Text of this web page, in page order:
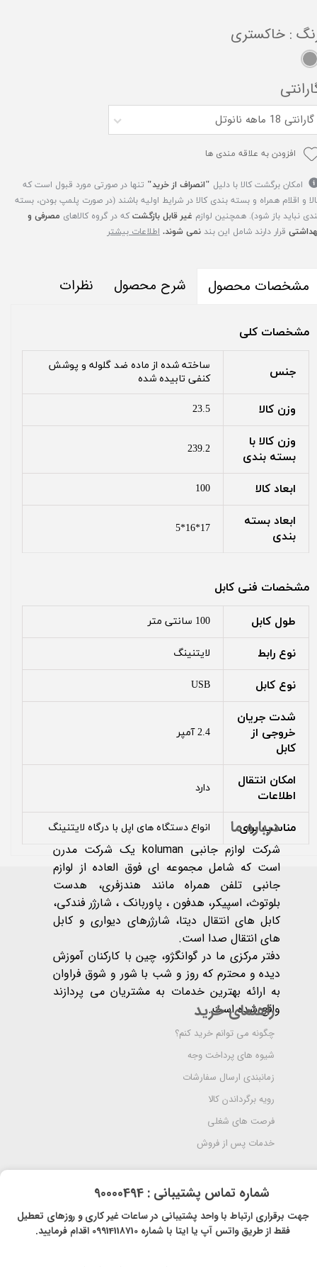
: خاکستری
گارانتی 18 ماهه نانوتل
افزودن به علاقه مندی ها
امکان برگشت کالا با دلیل "انصراف از خرید" تنها در صورتی مورد قبول است که
و اقلام همراه و بسته بندی کالا در شرایط اولیه باشند (در صورت پلمپ بودن، بسته
نباید باز شود). همچنین لوازم غیر قابل بازگشت که در گروه کالاهای مصرفی و
قرار دارند شامل این بند نمی شوند. اطلاعات بیشتر
مشخصات محصول شرح محصول نظرات
مشخصات کلی
جنس
ساخته شده از ماده ضد گلوله و پوشش
کنفی تابیده شده
وزن کالا 23.5
وزن کالا با
بسته بندی
239.2
ابعاد کالا 100
ابعاد بسته
بندی
17*16*5
مشخصات فنی کابل
طول کابل 100 سانتی متر
نوع رابط لایتنینگ
نوع کابل USB
شدت جریان
خروجی از
کابل
2.4 آمپر
امکان انتقال
اطلاعات
دارد
مناسب برای انواع دستگاه های اپل با درگاه لایتنینگ درباره ما
شرکت لوازم جانبی koluman یک شرکت مدرن
است که شامل مجموعه ای فوق العاده از لوازم
جانبی تلفن همراه مانند هندزفری، هدست
بلوتوث، اسپیکر، هدفون ، پاوربانک ، شارژر فندکی،
کابل های انتقال دیتا، شارژرهای دیواری و کابل
های انتقال صدا است.
دفتر مرکزی ما در گوانگژو، چین با کارکنان آموزش
دیده و محترم که روز و شب با شور و شوق فراوان
به ارائه بهترین خدمات به مشتریان می پردازند
واقع شده است​​​​​​​.
راهنمای خرید
چگونه می توانم خرید کنم؟
شیوه های پرداخت وجه
زمانبندی ارسال سفارشات
رویه برگرداندن کالا
فرصت های شغلی
خدمات پس از فروش
​شماره تماس پشتیبانی : 90000494
​​جهت برقراری ارتباط با واحد پشتیبانی در ساعات غیر کاری و روزهای تعطیل
فقط از طریق واتس آپ یا ایتا با شماره 09914118710 اقدام فرمایید.